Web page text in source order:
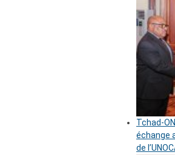
Tchad-
échange
de